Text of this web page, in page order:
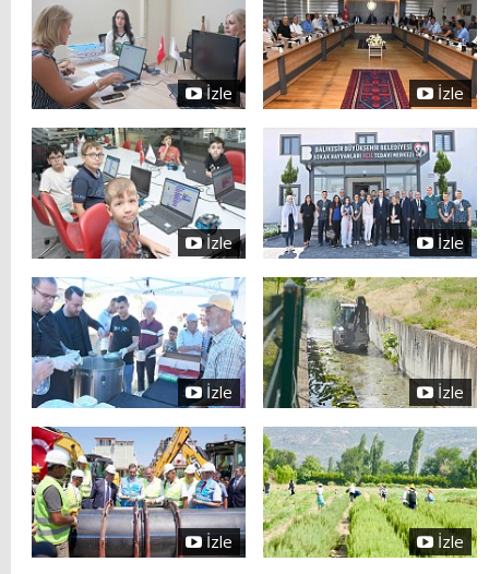
İzle İzle
İzle İzle
İzle İzle
İzle İzle